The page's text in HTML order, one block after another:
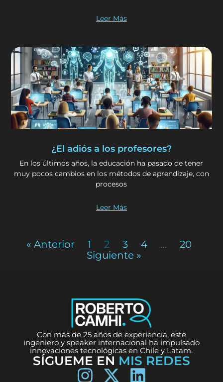
Leer Más
¿El adiós a los profesores?
En los últimos años, la educación ha pasado de tener
muy pocos cambios en los métodos de aprendizaje, con
procesos
Leer Más
« Anterior 1 2 3 4 …
20
Siguiente »
Con más de 25 años de experiencia, este
ingeniero y speaker internacional ha impulsado
innovaciones tecnológicas en Chile y Latam.
SÍGUEME EN MIS REDES